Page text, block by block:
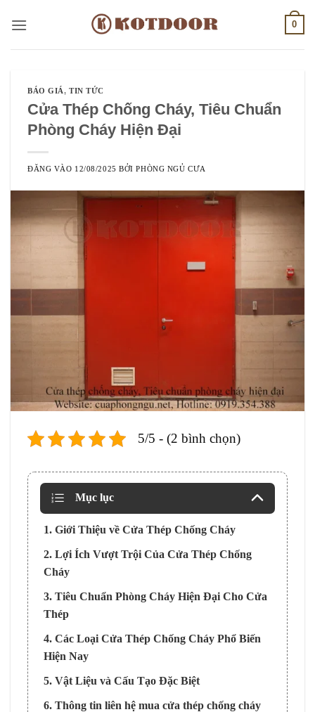
qua
0
BÁO GIÁ,TIN TỨC
Cửa Thép Chống Cháy, Tiêu Chuẩn
Phòng Cháy Hiện Đại
ĐĂNG VÀO 12/08/2025 BỞIPHÒNG NGỦ CƯA
5/5 - (2 bình chọn)
Mục lục
1. Giới Thiệu về Cửa Thép Chống Cháy
2. Lợi Ích Vượt Trội Của Cửa Thép Chống
Cháy
3. Tiêu Chuẩn Phòng Cháy Hiện Đại Cho Cửa
Thép
4. Các Loại Cửa Thép Chống Cháy Phổ Biến
Hiện Nay
5. Vật Liệu và Cấu Tạo Đặc Biệt
6. Thông tin liên hệ mua cửa thép chống cháy